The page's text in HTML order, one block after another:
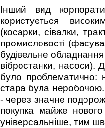
Інший вид
користується
(косарки, сівалки,
промисловості
будівельне
вібростанки, насоси).
було проблематично:
стара була
- через значне
покупка майже
універсальніше, тим